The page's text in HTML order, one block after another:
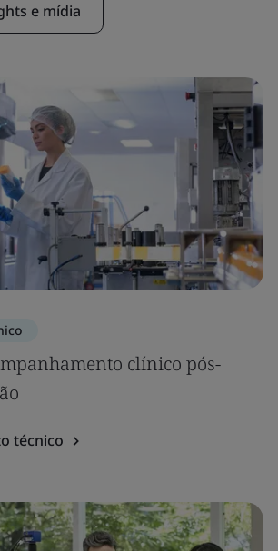
e mídia
clínico pós-
técnico